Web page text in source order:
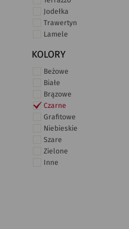
Jodełka
Trawertyn
Lamele
KOLORY
Beżowe
Białe
Brązowe
Czarne
Grafitowe
Niebieskie
Szare
Zielone
Inne